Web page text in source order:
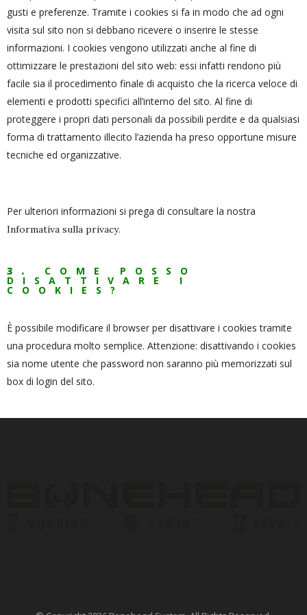
gusti e preferenze. Tramite i cookies si fa in modo che ad ogni
visita sul sito non si debbano ricevere o inserire le stesse
informazioni. I cookies vengono utilizzati anche al fine di
ottimizzare le prestazioni del sito web: essi infatti rendono più
facile sia il procedimento finale di acquisto che la ricerca veloce di
elementi e prodotti specifici all’interno del sito. Al fine di
proteggere i propri dati personali da possibili perdite e da qualsiasi
forma di trattamento illecito l’azienda ha preso opportune misure
tecniche ed organizzative.
Per ulteriori informazioni si prega di consultare la nostra
Informativa sulla privacy.
3. COME POSSO
DISATTIVARE I
COOKIES?
È possibile modificare il browser per disattivare i cookies tramite
una procedura molto semplice. Attenzione: disattivando i cookies
sia nome utente che password non saranno più memorizzati sul
box di login del sito.